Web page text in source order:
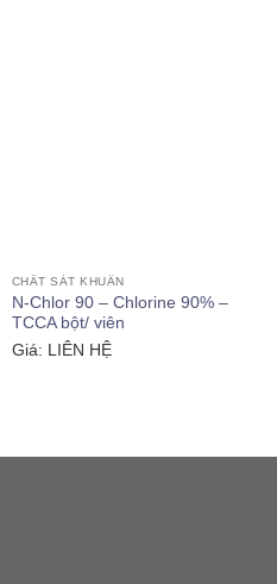
CHẤT SÁT KHUẨN
N-Chlor 90 – Chlorine 90% –
TCCA bột/ viên
Giá: LIÊN HỆ